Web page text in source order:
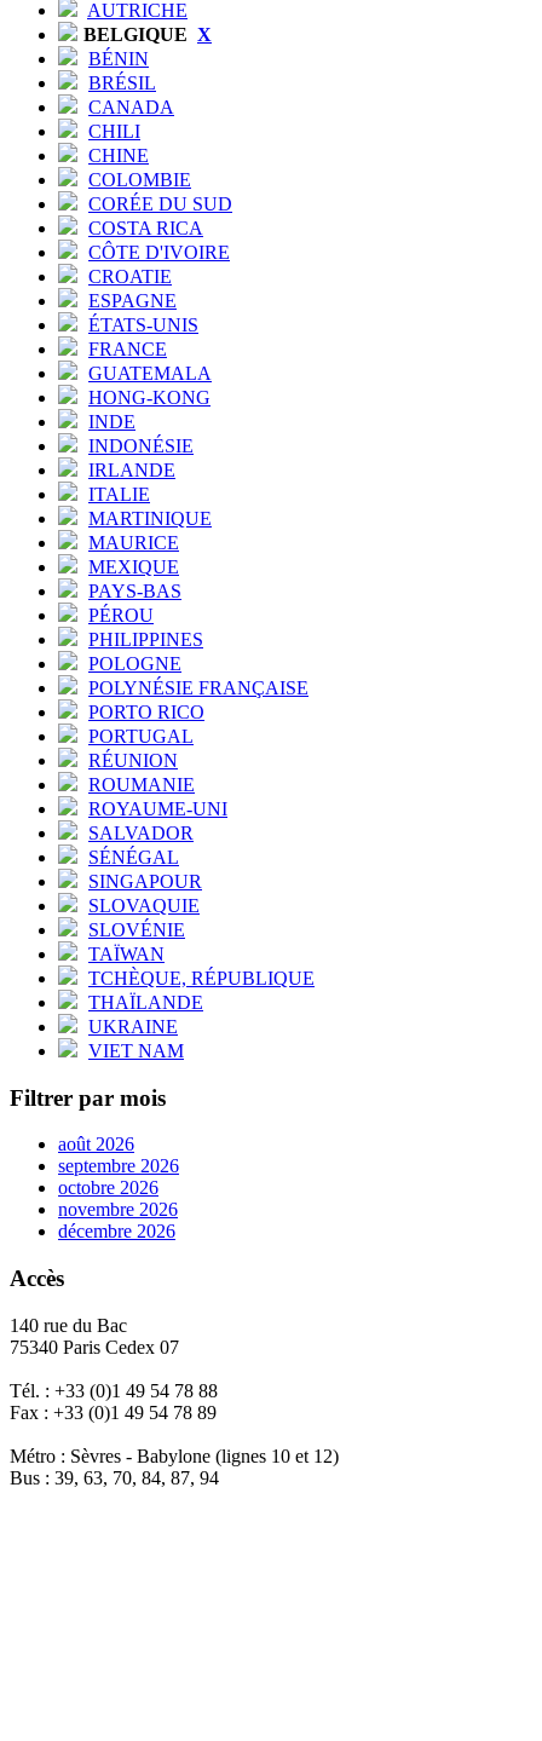
AUTRICHE
BELGIQUE X
BÉNIN
BRÉSIL
CANADA
CHILI
CHINE
COLOMBIE
CORÉE DU SUD
COSTA RICA
CÔTE D'IVOIRE
CROATIE
ESPAGNE
ÉTATS-UNIS
FRANCE
GUATEMALA
HONG-KONG
INDE
INDONÉSIE
IRLANDE
ITALIE
MARTINIQUE
MAURICE
MEXIQUE
PAYS-BAS
PÉROU
PHILIPPINES
POLOGNE
POLYNÉSIE FRANÇAISE
PORTO RICO
PORTUGAL
RÉUNION
ROUMANIE
ROYAUME-UNI
SALVADOR
SÉNÉGAL
SINGAPOUR
SLOVAQUIE
SLOVÉNIE
TAÏWAN
TCHÈQUE, RÉPUBLIQUE
THAÏLANDE
UKRAINE
VIET NAM
Filtrer par mois
août 2026
septembre 2026
octobre 2026
novembre 2026
décembre 2026
Accès
140 rue du Bac
75340 Paris Cedex 07
Tél. : +33 (0)1 49 54 78 88
Fax : +33 (0)1 49 54 78 89
Métro : Sèvres - Babylone (lignes 10 et 12)
Bus : 39, 63, 70, 84, 87, 94